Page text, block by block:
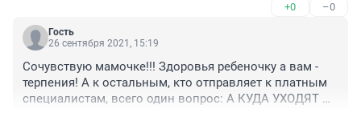
нравится,лечитесь сами. Рожайте здоровых детей. А
то посмотришь,гниль одна. Мамашки-то нынче какую
жизнь ведут до родов? И папашки тоже. А врачи
насквозь прогнившее. Так что за уши вас никто к
врачам не тащит. Грамотные и наглые стали.
Лечитесь и лечите сами.
+0 –0
Гость
26 сентября 2021, 15:19
Сочувствую мамочке!!! Здоровья ребеночку а вам -
терпения! А к остальным, кто отправляет к платным
специалистам, всего один вопрос: А КУДА УХОДЯТ